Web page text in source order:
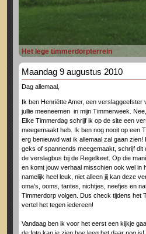
Het lege timmerdorpterrein
Maandag 9 augustus 2010
Dag allemaal,
Ik ben Henriëtte Amer, een
jullie meeneemen in mijn Timmerweek.
Elke Timmerdag schrijf ik op de site een
meegemaakt heb. Ik ben nog nooit op een
erg benieuwd wat ik allemaal zal gaan zien!
geks of spannends meegemaakt, schrijf dit
de verslagbus bij de Regelkeet. Op die
en komt jouw verhaal misschien ook wel in
namelijk heel leuk, niet alleen jij kan deze
oma's, ooms, tantes, nichtjes, neefjes en
Timmerdorp volgen. Dus check tijdens het
vertel het tegen iedereen!
Vandaag ben ik voor het eerst een kijkje